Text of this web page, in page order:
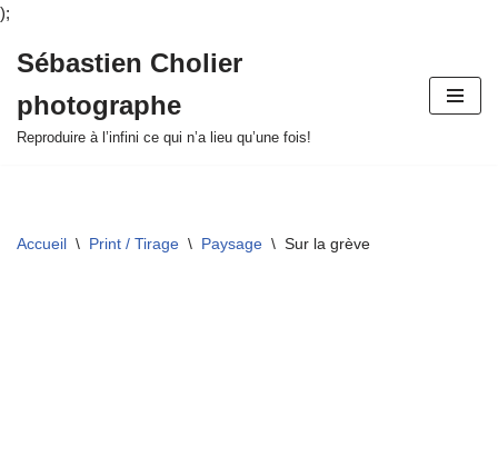
);
au
contenu
Sébastien Cholier
photographe
Reproduire à l’infini ce qui n’a lieu qu’une fois!
Accueil \ Print / Tirage \ Paysage \ Sur la grève